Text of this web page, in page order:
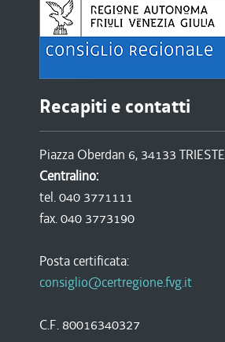
Recapiti e contatti
Piazza Oberdan 6, 34133 TRIESTE
Centralino:
tel. 040 3771111
fax. 040 3773190
Posta certificata:
consiglio@certregione.fvg.it
C.F. 80016340327